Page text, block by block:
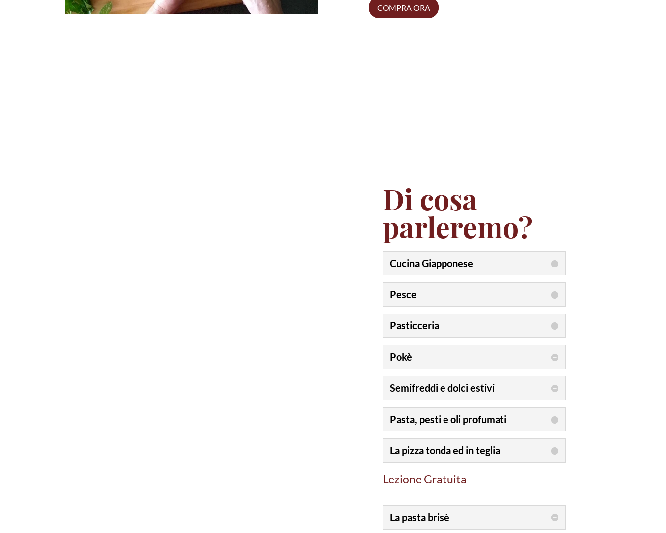
COMPRA ORA
Di cosa
parleremo?
Cucina Giapponese
Pesce
Pasticceria
Pokè
Semifreddi e dolci estivi
Pasta, pesti e oli profumati
La pizza tonda ed in teglia
Lezione Gratuita
La pasta brisè